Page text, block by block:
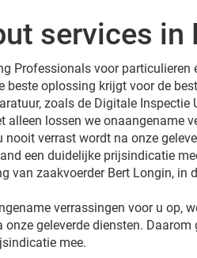
services in
Professionals voor particulieren
beste oplossing krijgt voor de
zoals de Digitale Inspectie
alleen lossen we onaangename
nooit verrast wordt na onze
een duidelijke prijsindicatie
van zaakvoerder Bert Longin, in
verrassingen voor u op,
geleverde diensten. Daarom
mee.